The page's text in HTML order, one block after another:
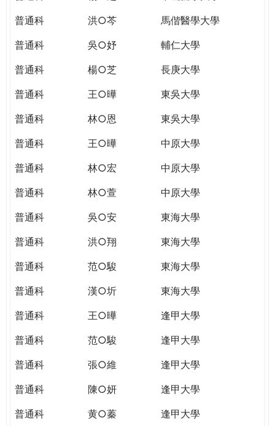
普通科
洪○芩
馬偕醫學大學
普通科
吳○妤
輔仁大學
普通科
楊○芝
長庚大學
普通科
王○曄
東吳大學
普通科
林○恩
東吳大學
普通科
王○曄
中原大學
普通科
林○宏
中原大學
普通科
林○萱
中原大學
普通科
吳○安
東海大學
普通科
洪○翔
東海大學
普通科
范○駿
東海大學
普通科
漢○圻
東海大學
普通科
王○曄
逢甲大學
普通科
范○駿
逢甲大學
普通科
張○維
逢甲大學
普通科
陳○妍
逢甲大學
普通科
黄○蓁
逢甲大學